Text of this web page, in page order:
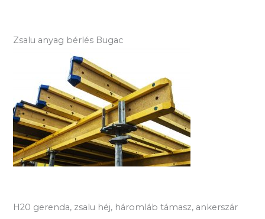
Zsalu anyag bérlés Bugac
H20 gerenda, zsalu héj, háromláb támasz, ankerszár